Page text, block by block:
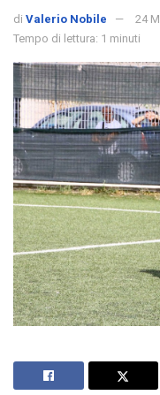
di Valerio Nobile
24
Tempo di lettura: 1 minuti